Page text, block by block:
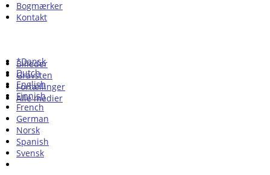
Billeder
Gravsten
Fortællinger
Alle medier
Bogmærker
Kontakt
*Dansk
Dutch
English
Finnish
French
German
Norsk
Spanish
Svensk